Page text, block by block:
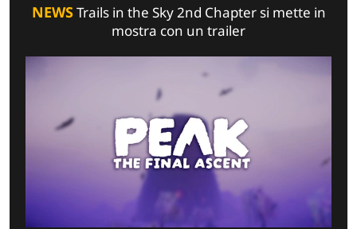
NEWSTrails in the Sky 2nd Chapter si mette in
mostra con un trailer